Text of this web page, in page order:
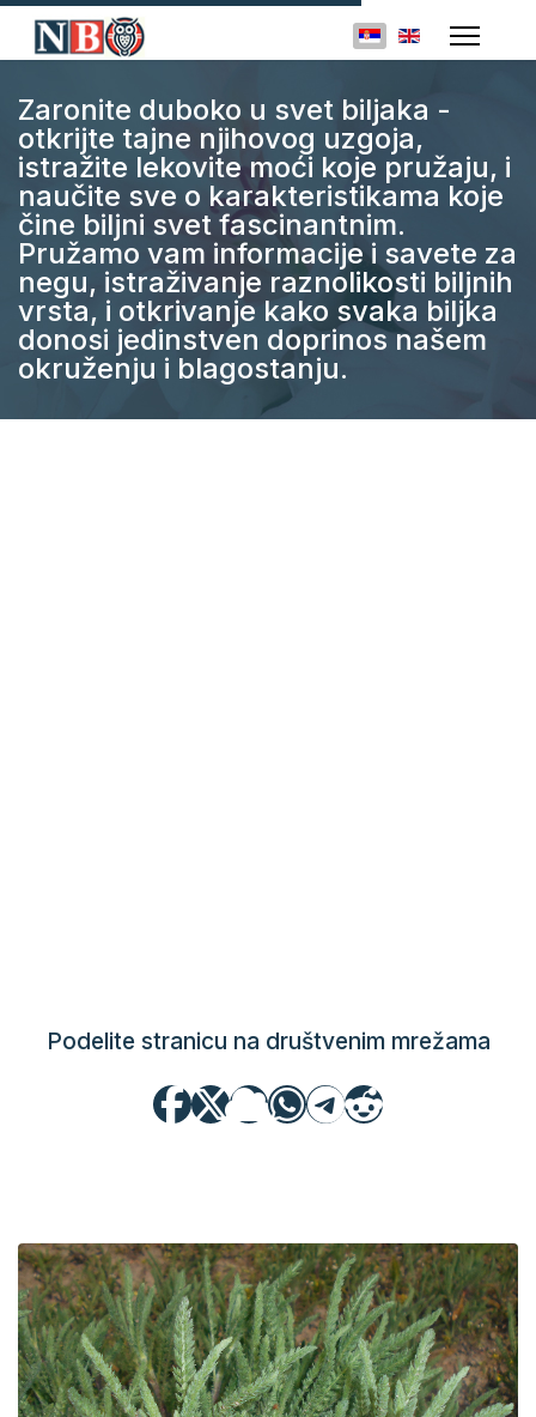
Izaberite vaš jezik
Zaronite duboko u svet biljaka -
otkrijte tajne njihovog uzgoja,
istražite lekovite moći koje pružaju, i
naučite sve o karakteristikama koje
čine biljni svet fascinantnim.
Pružamo vam informacije i savete za
negu, istraživanje raznolikosti biljnih
vrsta, i otkrivanje kako svaka biljka
donosi jedinstven doprinos našem
okruženju i blagostanju.
Podelite stranicu na društvenim mrežama